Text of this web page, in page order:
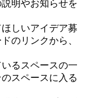
明やお知らせを
ほしいアイデア募
のリンクから、
いるスペースの一
スペースに入る